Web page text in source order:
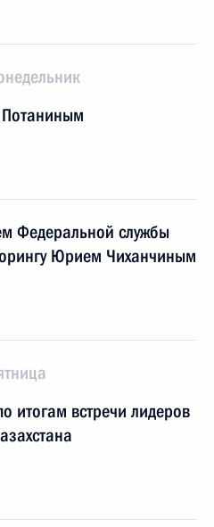
Федеральной службы
Юрием Чиханчиным
итогам встречи лидеров